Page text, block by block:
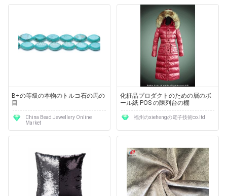
B+の等級の本物のトルコ石の馬の
目
China Bead Jewellery Online
Market
化粧品プロダクトのための層のボ
ール紙 POS の陳列台の棚
福州のxiehengの電子技術co.ltd